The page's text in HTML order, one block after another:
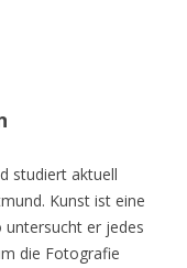
studiert aktuell
Kunst ist eine
er jedes
die Fotografie